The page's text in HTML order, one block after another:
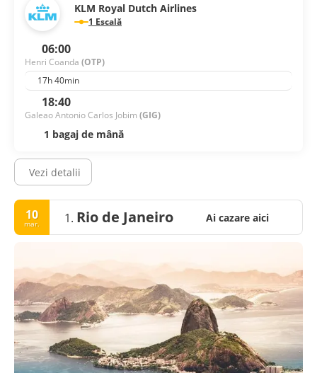
KLM Royal Dutch Airlines
1 Escală
06:00
Henri Coanda (OTP)
17h 40min
18:40
Galeao Antonio Carlos Jobim (GIG)
1 bagaj de mână
Vezi detalii
10
mar. 1. Rio de Janeiro Ai cazare aici